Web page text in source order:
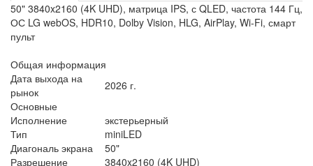
50" 3840x2160 (4K UHD), матрица IPS, с QLED, частота 144 Гц,
ОС LG webOS, HDR10, Dolby Vision, HLG, AirPlay, Wi-Fi, смарт
пульт
Общая информация
Дата выхода на
рынок
2026 г.
Основные
Исполнение
экстерьерный
Тип
miniLED
Диагональ экрана
50"
Разрешение
3840x2160 (4K UHD)